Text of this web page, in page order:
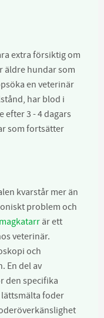
extra försiktig om
äldre hundar som
en veterinär
har blod i
3 - 4 dagars
som fortsätter
kvarstår mer än
problem och
är ett
veterinär.
och
En del av
den specifika
foder